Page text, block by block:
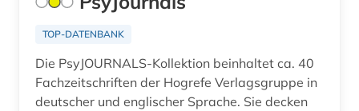
recht (2)
rechtswissenschaft (1)
TOP-DATENBANK
Die PsyJOURNALS-Kollektion beinhaltet ca. 40
Fachzeitschriften der Hogrefe Verlagsgruppe in
deutscher und englischer Sprache. Sie decken